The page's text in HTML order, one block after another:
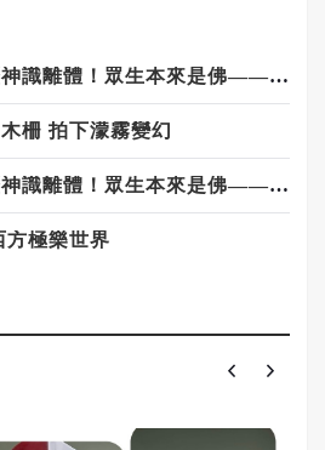
鄭功明》親身經歷神識離體！眾生本來是佛——宇宙真相在念佛中顯現4——回家：一場淚水與花開的覺醒之旅
柵 拍下濛霧變幻
鄭功明》親身經歷神識離體！眾生本來是佛——宇宙真相在念佛中顯現6——夢境層層疊：心性本源，圓證常寂光
方極樂世界